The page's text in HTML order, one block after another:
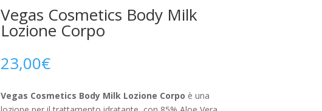
Vegas Cosmetics Body Milk
Lozione Corpo
23,00€
Vegas Cosmetics Body Milk Lozione Corpo è una